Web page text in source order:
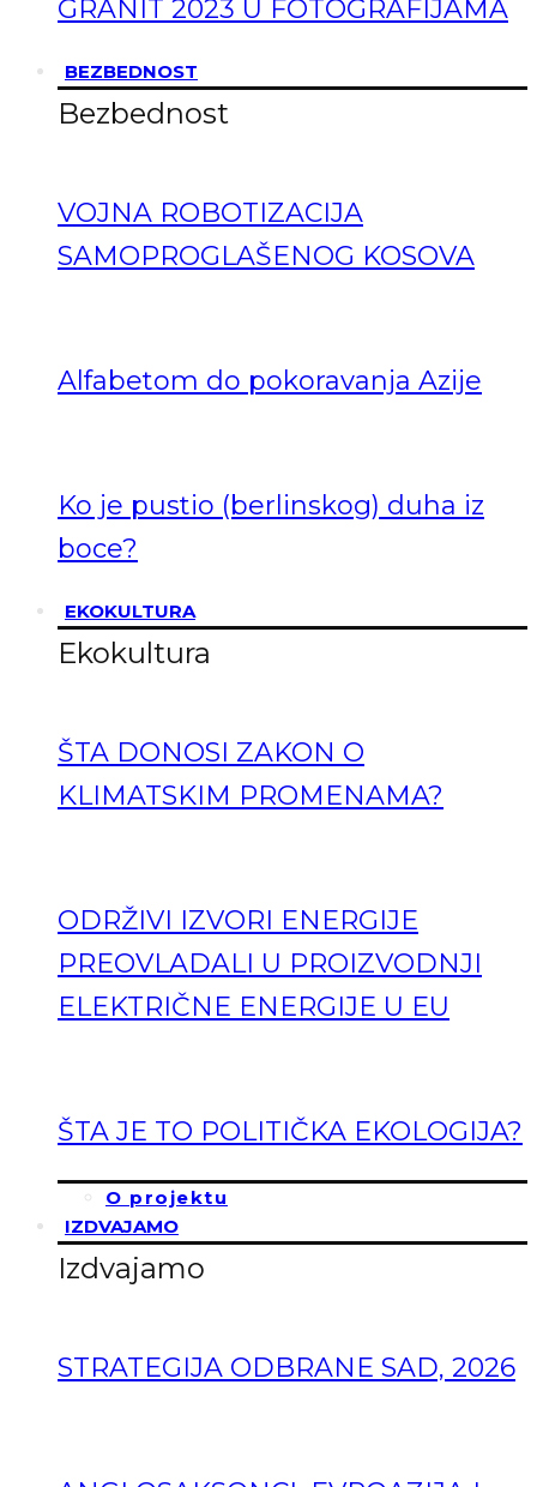
GRANIT 2023 U FOTOGRAFIJAMA
BEZBEDNOST
Bezbednost
VOJNA ROBOTIZACIJA
SAMOPROGLAŠENOG KOSOVA
Alfabetom do pokoravanja Azije
Ko je pustio (berlinskog) duha iz
boce?
EKOKULTURA
Ekokultura
ŠTA DONOSI ZAKON O
KLIMATSKIM PROMENAMA?
ODRŽIVI IZVORI ENERGIJE
PREOVLADALI U PROIZVODNJI
ELEKTRIČNE ENERGIJE U EU
ŠTA JE TO POLITIČKA EKOLOGIJA?
O projektu
IZDVAJAMO
Izdvajamo
STRATEGIJA ODBRANE SAD, 2026